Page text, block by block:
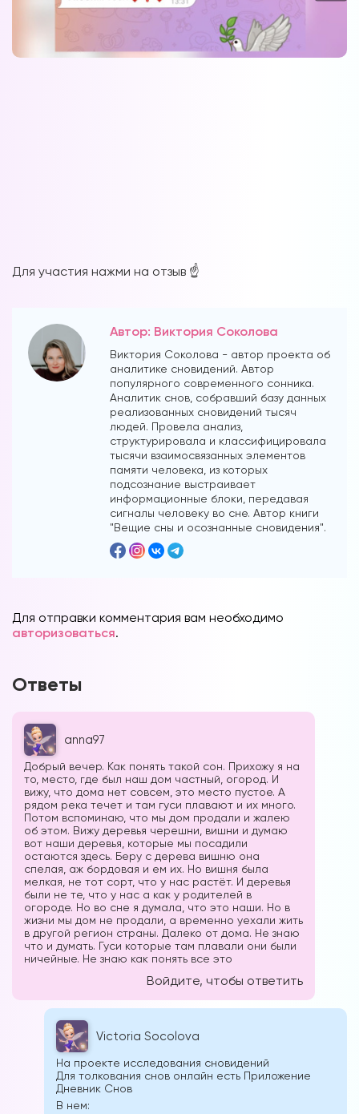
Для участия нажми на отзыв ☝️
Автор: Виктория Соколова
Виктория Соколова - автор проекта об
аналитике сновидений. Автор
популярного современного сонника.
Аналитик снов, собравший базу данных
реализованных сновидений тысяч
людей. Провела анализ,
структурировала и классифицировала
тысячи взаимосвязанных элементов
памяти человека, из которых
подсознание выстраивает
информационные блоки, передавая
сигналы человеку во сне. Автор книги
"Вещие сны и осознанные сновидения".
Для отправки комментария вам необходимо
авторизоваться.
Ответы
anna97
Добрый вечер. Как понять такой сон. Прихожу я на
то, место, где был наш дом частный, огород. И
вижу, что дома нет совсем, это место пустое. А
рядом река течет и там гуси плавают и их много.
Потом вспоминаю, что мы дом продали и жалею
об этом. Вижу деревья черешни, вишни и думаю
вот наши деревья, которые мы посадили
остаются здесь. Беру с дерева вишню она
спелая, аж бордовая и ем их. Но вишня была
мелкая, не тот сорт, что у нас растёт. И деревья
были не те, что у нас а как у родителей в
огороде. Но во сне я думала, что это наши. Но в
жизни мы дом не продали, а временно уехали жить
в другой регион страны. Далеко от дома. Не знаю
что и думать. Гуси которые там плавали они были
ничейные. Не знаю как понять все это
Войдите, чтобы ответить
Victoria Socolova
На проекте исследования сновидений
Для толкования снов онлайн есть Приложение
Дневник Снов
В нем:
Вы можете получать информацию во
снах (проверено более 100000
участниками)
Мы разработали систему практик, с
помощью которой можно получать
информацию во снах с первых дней.
Скачайте приложение, чтобы получить
доступ:
Наши форумы